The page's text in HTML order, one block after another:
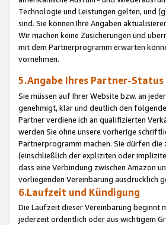
Technologie und Leistungen gelten, und
sind. Sie können Ihre Angaben
Wir machen keine Zusicherungen und
mit dem Partnerprogramm erwarten
vornehmen.
5.Angabe Ihres Partner-Status
Sie müssen auf Ihrer Website bzw. an
genehmigt, klar und deutlich den
Partner verdiene ich an qualifizierten
werden Sie ohne unsere vorherige
Partnerprogramm machen. Sie dürfen die
(einschließlich der expliziten oder
dass eine Verbindung zwischen Amazon
vorliegenden Vereinbarung ausdrücklich
6.Laufzeit und Kündigung
Die Laufzeit dieser Vereinbarung beginnt
jederzeit ordentlich oder aus wichtigem